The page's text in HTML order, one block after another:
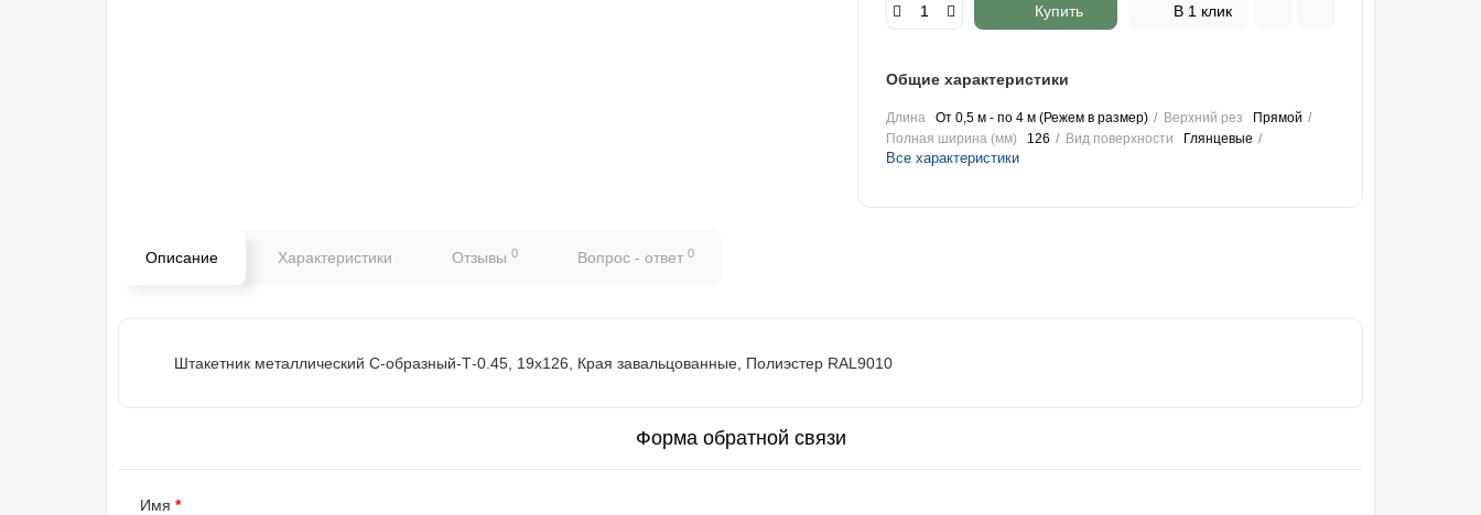
Купить В 1 клик
Общие характеристики
Длина От 0,5 м - по 4 м (Режем в размер) Верхний рез
Прямой
Полная ширина (мм)
126 Вид поверхности Глянцевые
Все характеристики
Описание Характеристики Отзывы 0 Вопрос - ответ 0
Штакетник металлический С-образный-Т-0.45, 19х126, Края завальцованные, Полиэстер RAL9010
Форма обратной связи
Имя